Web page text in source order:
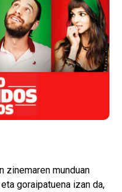
zinemaren munduan
goraipatuena izan da,